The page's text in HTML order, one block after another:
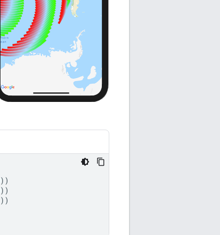
))
))
))